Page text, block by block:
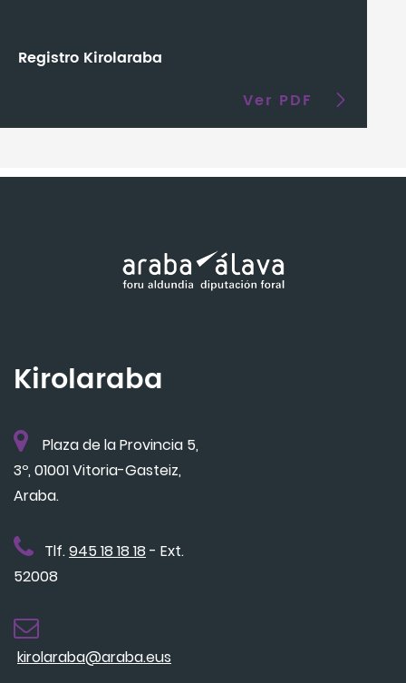
Registro Kirolaraba
Ver PDF
Kirolaraba
Plaza de la Provincia 5,
3º, 01001 Vitoria-Gasteiz,
Araba.
Tlf.945 18 18 18 - Ext.
52008
kirolaraba@araba.eus